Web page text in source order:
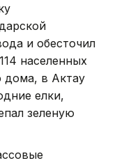
и обесточил
населенных
дома, в Актау
елки,
зеленую